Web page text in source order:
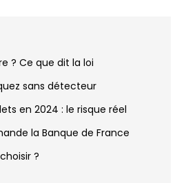
? Ce que dit la loi
sans détecteur
en 2024 : le risque réel
la Banque de France
?